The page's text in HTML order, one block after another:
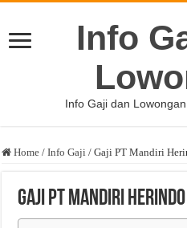
Info
Info Gaji dan
Home / Info Gaji / Gaji PT Mandiri
Gaji PT Mandiri